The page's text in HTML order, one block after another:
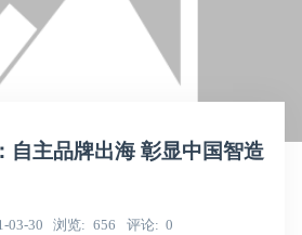
自主品牌出海 彰显中国智造
03-30 浏览 656 评论 0